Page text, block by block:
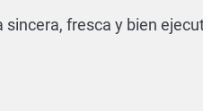
fresca y bien